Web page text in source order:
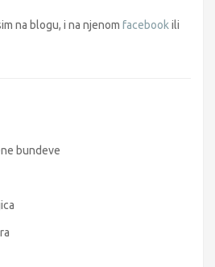
na blogu, i na njenom facebook ili
bundeve